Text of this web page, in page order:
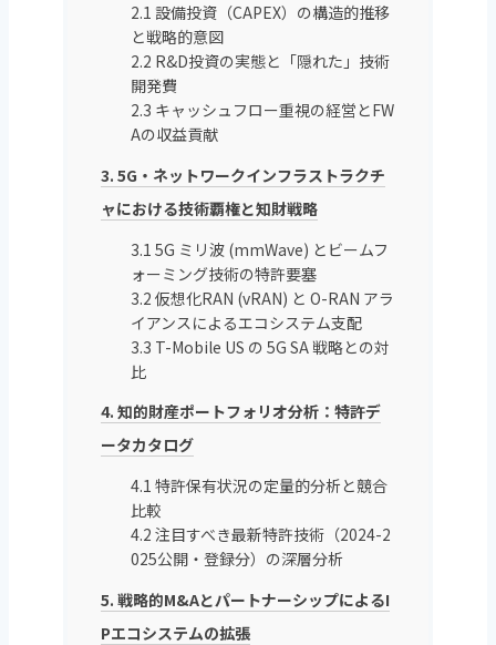
2.1 設備投資（CAPEX）の構造的推移
と戦略的意図
2.2 R&D投資の実態と「隠れた」技術
開発費
2.3 キャッシュフロー重視の経営とFW
Aの収益貢献
3. 5G・ネットワークインフラストラクチ
ャにおける技術覇権と知財戦略
3.1 5G ミリ波 (mmWave) とビームフ
ォーミング技術の特許要塞
3.2 仮想化RAN (vRAN) と O-RAN アラ
イアンスによるエコシステム支配
3.3 T-Mobile US の 5G SA 戦略との対
比
4. 知的財産ポートフォリオ分析：特許デ
ータカタログ
4.1 特許保有状況の定量的分析と競合
比較
4.2 注目すべき最新特許技術（2024-2
025公開・登録分）の深層分析
5. 戦略的M&AとパートナーシップによるI
Pエコシステムの拡張